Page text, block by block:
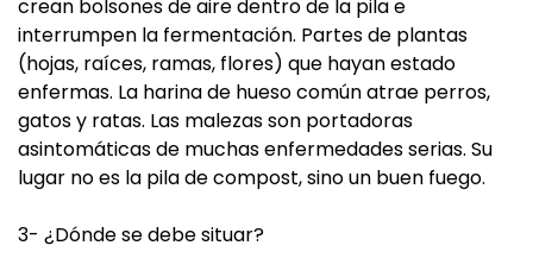
crean bolsones de aire dentro de la pila e
interrumpen la fermentación. Partes de plantas
(hojas, raíces, ramas, flores) que hayan estado
enfermas. La harina de hueso común atrae perros,
gatos y ratas. Las malezas son portadoras
asintomáticas de muchas enfermedades serias. Su
lugar no es la pila de compost, sino un buen fuego.
3- ¿Dónde se debe situar?